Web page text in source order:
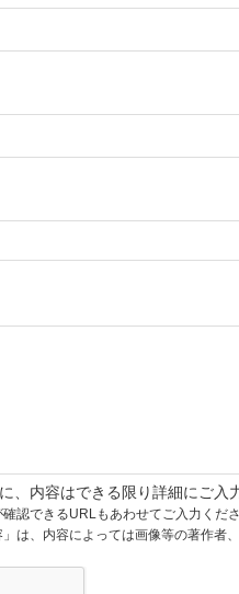
、内容はできる限り詳細にご入
認できるURLもあわせてご入力くださ
は、内容によっては画像等の著作者